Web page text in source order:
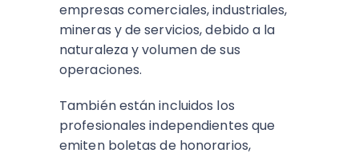
empresas comerciales, industriales,
mineras y de servicios, debido a la
naturaleza y volumen de sus
operaciones.
También están incluidos los
profesionales independientes que
emiten boletas de honorarios,